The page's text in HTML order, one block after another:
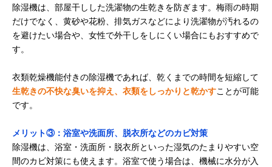
除湿機は、部屋干しした洗濯物の生乾きを防ぎます。梅雨の時期
だけでなく、黄砂や花粉、排気ガスなどにより洗濯物が汚れるの
を避けたい場合や、女性で外干しをしにくい場合にもおすすめで
す。
衣類乾燥機能付きの除湿機であれば、乾くまでの時間を短縮して
生乾きの不快な臭いを抑え、衣類をしっかりと乾かすことが可能
です。
メリット③：浴室や洗面所、脱衣所などのカビ対策
除湿機は、浴室・洗面所・脱衣所といった湿気のたまりやすい空
間のカビ対策にも使えます。浴室で使う場合は、機械に水分が入